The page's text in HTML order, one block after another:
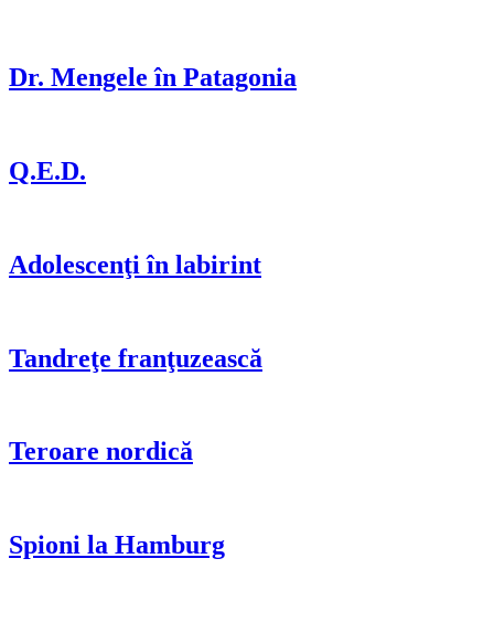
Dr. Mengele în Patagonia
Q.E.D.
Adolescenţi în labirint
Tandreţe franţuzească
Teroare nordică
Spioni la Hamburg